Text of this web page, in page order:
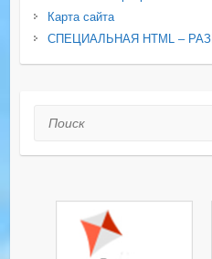
Карта сайта
СПЕЦИАЛЬНАЯ HTML –
Поиск